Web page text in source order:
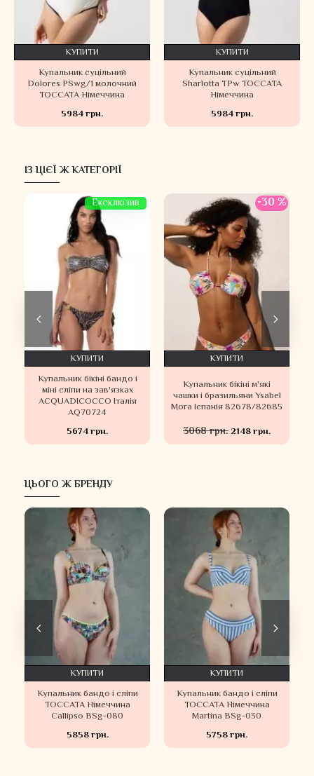
Купальник суцільний
Dolores PSwg/1 молочний
TOCCATA Німеччина
5984 грн.
КУПИТИ
Купальник суцільний
Sharlotta TPw TOCCATA
Німеччина
5984 грн.
КУПИТИ
ІЗ ЦІЄЇ Ж КАТЕГОРІЇ
Ексклюзив
Купальник бікіні бандо і
міні сліпи на зав'язках
ACQUADICOCCO Італія
AQ70724
5674 грн.
КУПИТИ
-30 %
Купальник бікіні м'які
чашки і бразильяни Ysabel
Mora Іспанія 82678/82685
3068 грн. 2148 грн.
КУПИТИ
ЦЬОГО Ж БРЕНДУ
Купальник бандо і сліпи
TOCCATA Німеччина
Callipso BSg-080
5858 грн.
КУПИТИ
Купальник бандо і сліпи
TOCCATA Німеччина
Martina BSg-030
5758 грн.
КУПИТИ